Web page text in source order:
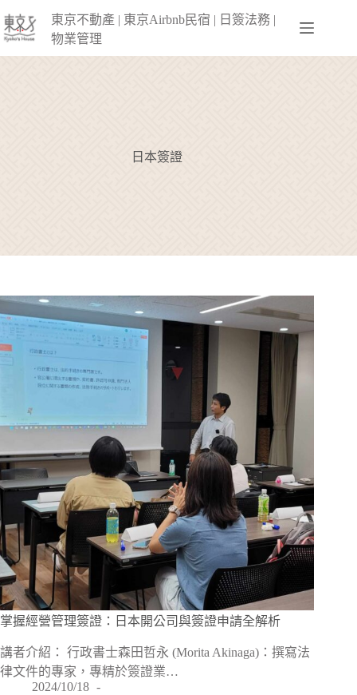
至
東京不動產 | 東京Airbnb民宿 | 日簽法務 |
物業管理
日本簽證
掌握經營管理簽證：日本開公司與簽證申請全解析
講者介紹： 行政書士森田哲永 (Morita Akinaga)：撰寫法
律文件的專家，專精於簽證業…
2024/10/18